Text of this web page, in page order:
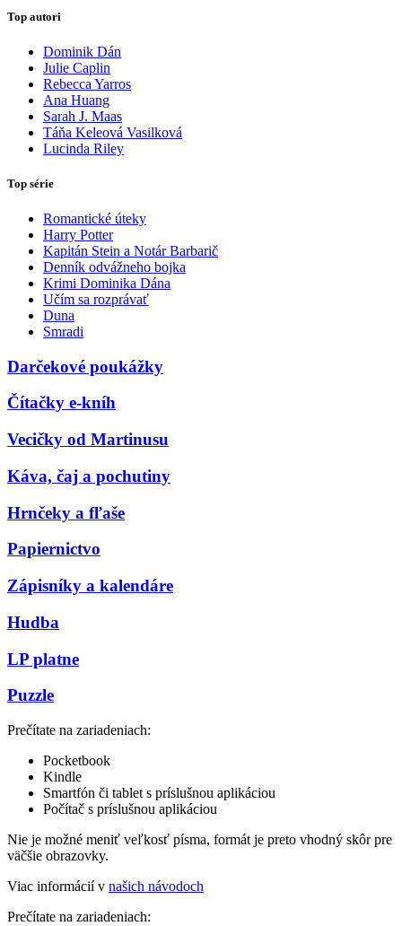
Top autori
Dominik Dán
Julie Caplin
Rebecca Yarros
Ana Huang
Sarah J. Maas
Táňa Keleová Vasilková
Lucinda Riley
Top série
Romantické úteky
Harry Potter
Kapitán Stein a Notár Barbarič
Denník odvážneho bojka
Krimi Dominika Dána
Učím sa rozprávať
Duna
Smradi
Darčekové poukážky
Čítačky e-kníh
Vecičky od Martinusu
Káva, čaj a pochutiny
Hrnčeky a fľaše
Papiernictvo
Zápisníky a kalendáre
Hudba
LP platne
Puzzle
Prečítate na zariadeniach:
Pocketbook
Kindle
Smartfón či tablet s príslušnou aplikáciou
Počítač s príslušnou aplikáciou
Nie je možné meniť veľkosť písma, formát je preto vhodný skôr pre
väčšie obrazovky.
Viac informácií v našich návodoch
Prečítate na zariadeniach: